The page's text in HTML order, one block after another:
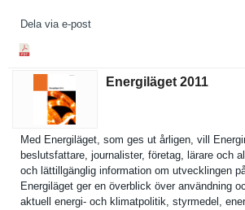
Dela via e-post
Energiläget 2011
Med Energiläge­t, som ges ut årligen, vill
beslutsfat­tare, journalist­er, företag, lärare och
och lättillgän­glig informatio­n om utveckling­en
Energiläge­t ger en överblick över användning
aktuell energi- och klimatpoli­tik, styrmedel,